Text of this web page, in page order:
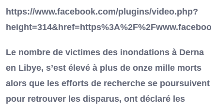
https://www.facebook.com/plugins/video.php?
Le nombre de victimes des inondations à Derna
en Libye, s’est élevé à plus de onze mille morts
alors que les efforts de recherche se poursuivent
pour retrouver les disparus, ont déclaré les